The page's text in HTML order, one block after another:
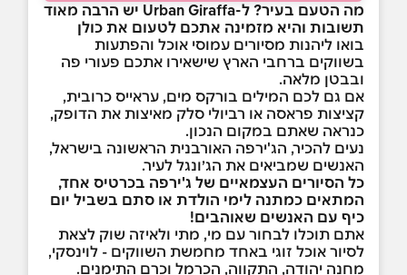
מה הטעם בעיר? ל-Urban Giraffa יש הרבה מאוד
תשובות והיא מזמינה אתכם לטעום את כולן
בואו ליהנות מסיורים עמוסי אוכל והפתעות
בשווקים ברחבי הארץ שישאירו אתכם פעורי פה
ובבטן מלאה.
אם גם לכם המילים בורקס מים, עראייס כרובית,
קציצות פראסה או רביולי סלק מאיצות את הדופק,
כנראה שאתם במקום הנכון.
נעים להכיר, הג'ירפה האורבנית הראשונה בישראל,
האנשים שמביאים את הג׳ונגל לעיר.
כל הסיורים העצמאיים של ג'ירפה בכרטיס אחד,
המתאים כמתנה לימי הולדת או סתם בשביל יום
כיף עם האנשים שאוהבים!
אתם תוכלו לבחור עם מי, מתי ולאיזה שוק לצאת
לסיור אוכל זוגי באחד מחמשת השווקים - לוינסקי,
מחנה יהודה, התקווה, הכרמל וכרם התימנים.